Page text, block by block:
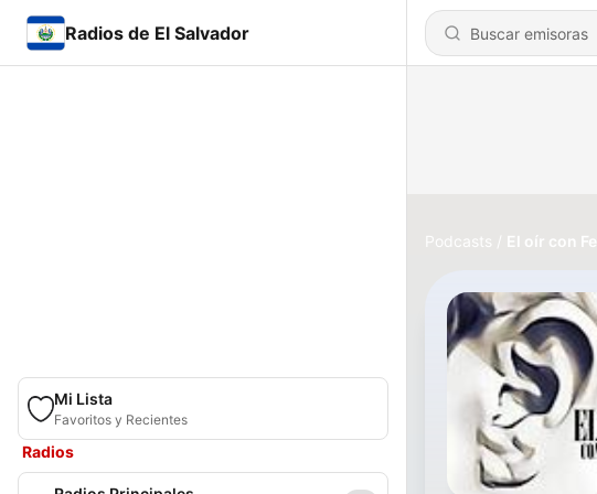
Radios de El Salvador
Mi Lista
Favoritos y Recientes
Radios
Podcasts El oír con Fe